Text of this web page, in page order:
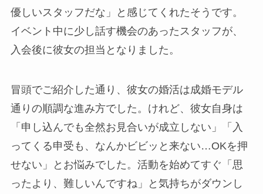
優しいスタッフだな」と感じてくれたそうです。
イベント中に少し話す機会のあったスタッフが、
入会後に彼女の担当となりました。
冒頭でご紹介した通り、彼女の婚活は成婚モデル
通りの順調な進み方でした。けれど、彼女自身は
「申し込んでも全然お見合いが成立しない」「入
ってくる申受も、なんかビビッと来ない…OKを押
せない」とお悩みでした。活動を始めてすぐ「思
ったより、難しいんですね」と気持ちがダウンし